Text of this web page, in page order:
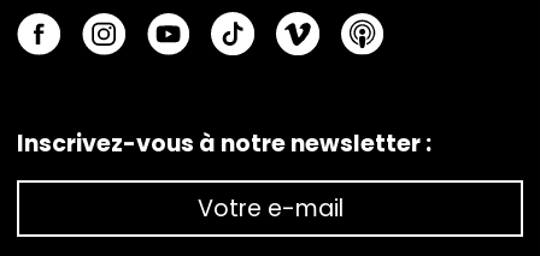
Inscrivez-vous à notre newsletter :